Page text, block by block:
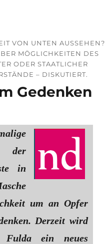
VON UNTEN AUSSEHEN?
MÖGLICHKEITEN DES
ODER STAATLICHER
– DISKUTIERT.
Gedenken
der
in
um an Opfer
Derzeit wird
Fulda ein neues